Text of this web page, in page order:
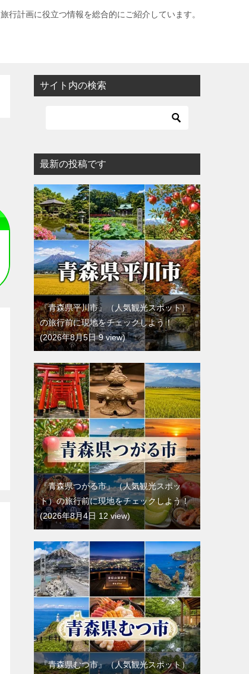
旅行計画に役立つ情報を総合的にご紹介しています。
サイト内の検索
最新の投稿です
『青森県平川市』（人気観光スポット）
の旅行前に現地をチェックしよう！
2026年8月5日 9 view
『青森県つがる市』（人気観光スポッ
ト）の旅行前に現地をチェックしよう！
2026年8月4日 12 view
『青森県むつ市』（人気観光スポット）